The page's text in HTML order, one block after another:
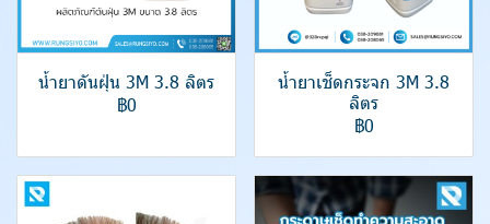
น้ำยาดันฝุ่น 3M 3.8 ลิตร
฿0
น้ำยาเช็ดกระจก 3M 3.8
ลิตร
฿0